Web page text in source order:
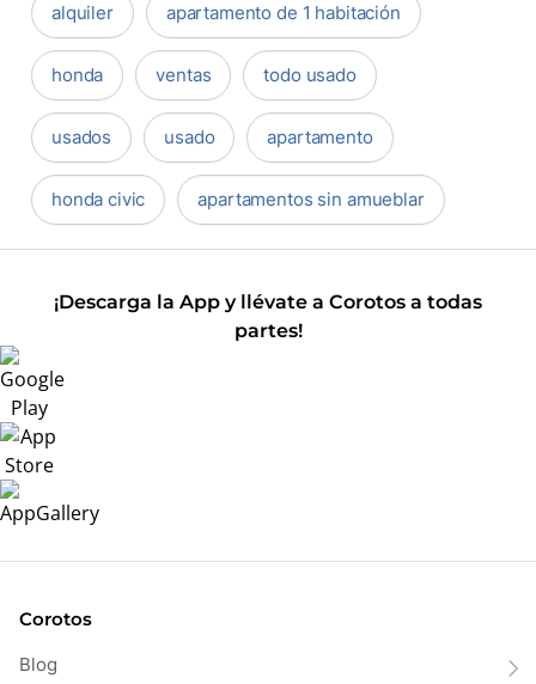
alquiler apartamento de 1 habitación
honda ventas todo usado
usados usado apartamento
honda civic apartamentos sin amueblar
¡Descarga la App y llévate a Corotos a todas
partes!
Corotos
Blog